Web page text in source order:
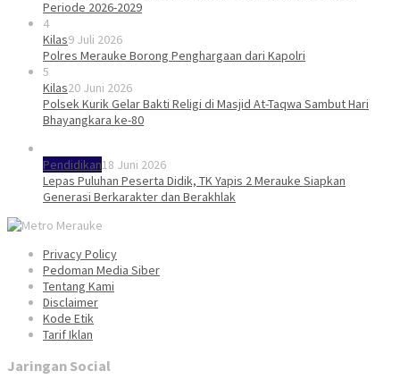
Periode 2026-2029
4
Kilas9 Juli 2026
Polres Merauke Borong Penghargaan dari Kapolri
5
Kilas20 Juni 2026
Polsek Kurik Gelar Bakti Religi di Masjid At-Taqwa Sambut Hari
Bhayangkara ke-80
Pendidikan18 Juni 2026
Lepas Puluhan Peserta Didik, TK Yapis 2 Merauke Siapkan
Generasi Berkarakter dan Berakhlak
Privacy Policy
Pedoman Media Siber
Tentang Kami
Disclaimer
Kode Etik
Tarif Iklan
Jaringan Social